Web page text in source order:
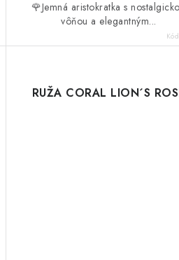
🌹Jemná aristokratka s
vôňou a elegantným...
RUŽA CORAL LION´S